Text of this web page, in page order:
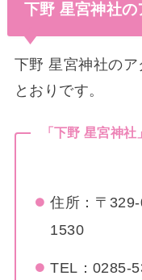
下野 星宮神社
下野 星宮神社の
とおりです。
「下野 星宮神
住所：〒
1530
TEL：0285-